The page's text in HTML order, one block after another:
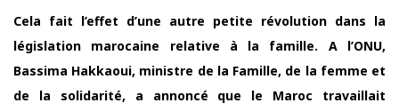
Cela fait l’effet d’une autre petite révolution dans la
législation marocaine relative à la famille. A l’ONU,
Bassima Hakkaoui, ministre de la Famille, de la femme et
de la solidarité, a annoncé que le Maroc travaillait